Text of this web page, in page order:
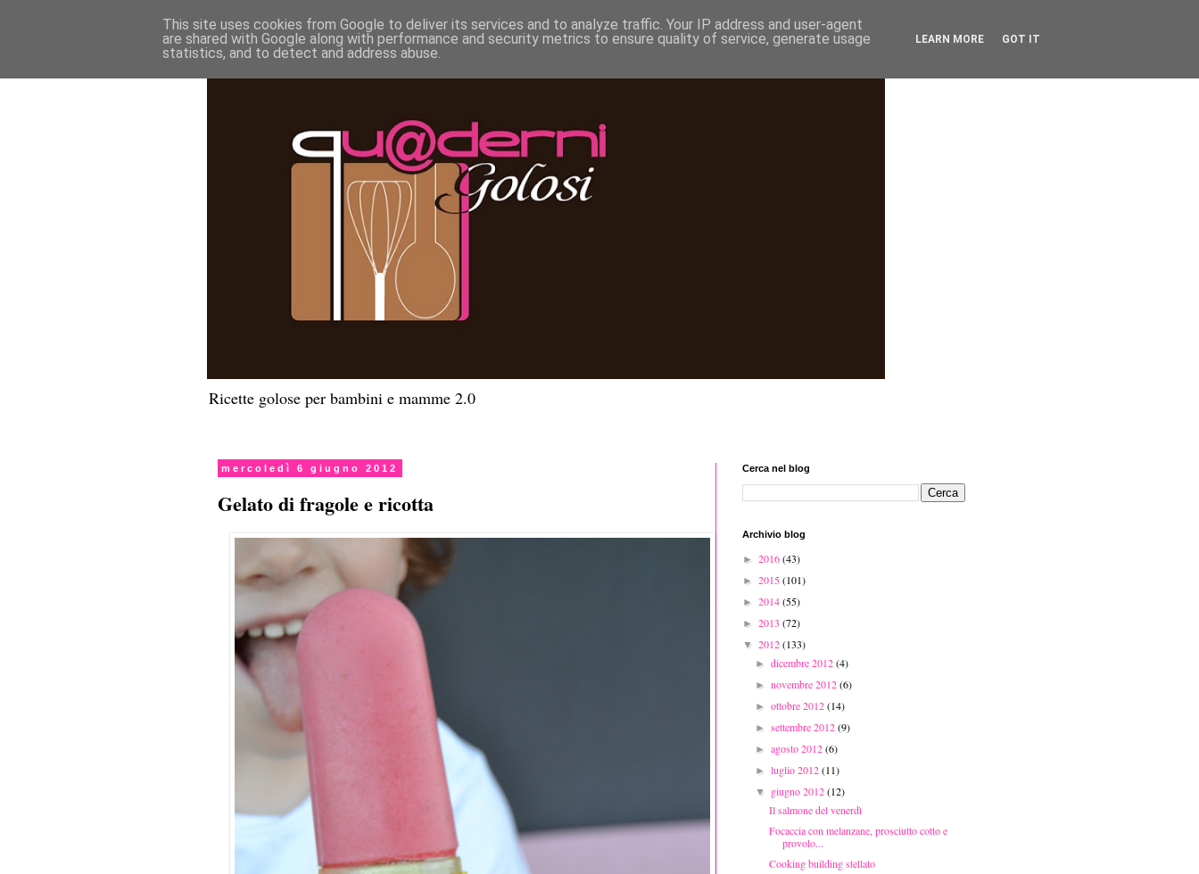
Ricette golose per bambini e mamme 2.0
mercoledì 6 giugno 2012
Gelato di fragole e ricotta
Cerca nel blog
Archivio blog
► 2016(43)
► 2015(101)
► 2014(55)
► 2013 (72)
▼ 2012(133)
►dicembre 2012(4)
►novembre 2012(6)
►ottobre 2012(14)
►settembre 2012(9)
►agosto 2012(6)
►luglio 2012(11)
▼ giugno 2012(12)
Il salmone del venerdì
Focaccia con melanzane, prosciutto cotto e
provolo...
Cooking building stellato
This site uses cookies from Google to deliver its services and to analyze traffic. Your IP address and user-agent
are shared with Google along with performance and security metrics to ensure quality of service, generate usage
statistics, and to detect and address abuse.
LEARN MORE GOT IT